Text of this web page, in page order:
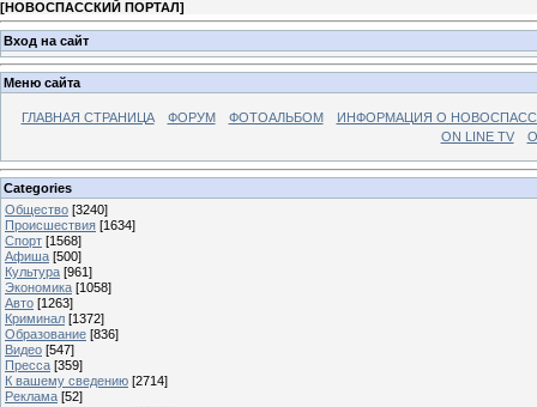
[НОВОСПАССКИЙ ПОРТАЛ]
Вход на сайт
Меню сайта
ГЛАВНАЯ СТРАНИЦА ФОРУМ ФОТОАЛЬБОМ
ИНФОРМАЦИЯ О
ON LINE TV
Categories
Общество [3240]
Происшествия [1634]
Спорт [1568]
Афиша [500]
Культура [961]
Экономика [1058]
Авто [1263]
Криминал [1372]
Образование [836]
Видео [547]
Пресса [359]
К вашему сведению [2714]
Реклама [52]